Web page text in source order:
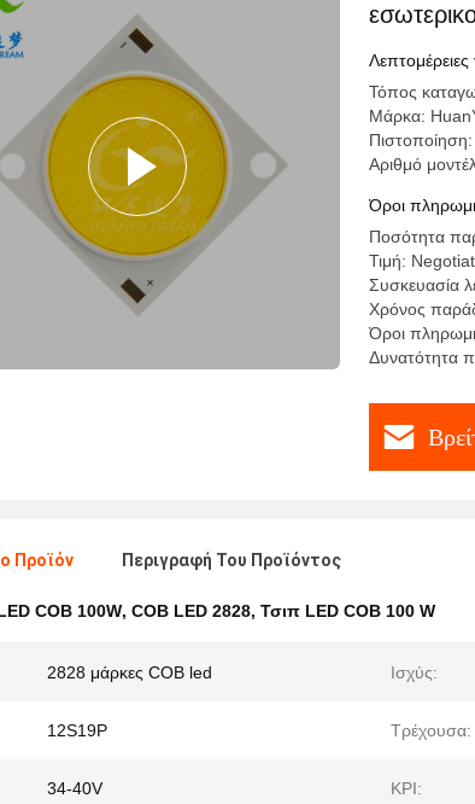
Streetlig
Τόπος
Μάρκα:
Αριθμό
Όροι
Ποσότητα
Τιμή:
Συσκευασία
Χρόνος
Όροι
Δυνατότητα
Προϊόν Περιγραφή Του Προϊόντος
COB 100W, COB LED 2828, Τσιπ LED COB 100 W
2828 μάρκες COB led Ισχύς:
12S19P Τρέχουσα:
34-40V ΚΡΙ: